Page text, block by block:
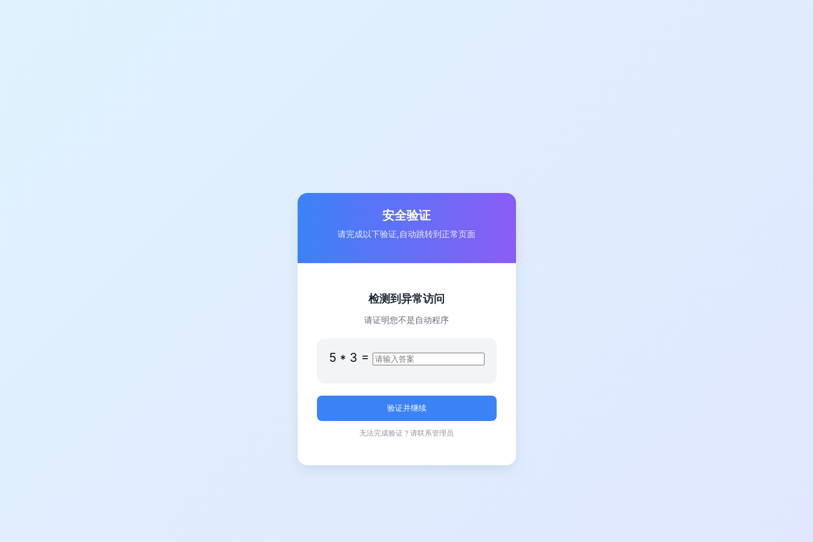
安全验证
请完成以下验证,自动跳转到正常页面
检测到异常访问
请证明您不是自动程序
5 * 3 =
无法完成验证？请联系管理员